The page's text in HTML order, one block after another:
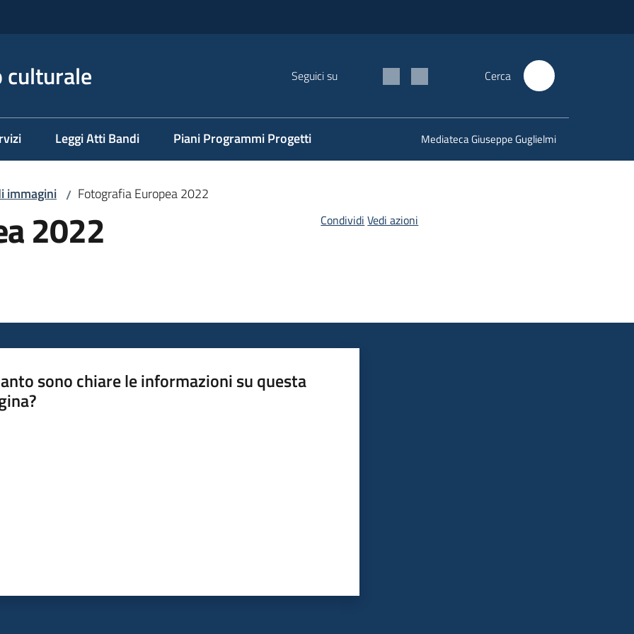
Seguici su Cerca
Leggi Atti Bandi Piani Programmi Progetti Mediateca Giuseppe Guglielmi
immagini / Fotografia Europea 2022
2022 Condividi Vedi azioni
sono chiare le informazioni su questa